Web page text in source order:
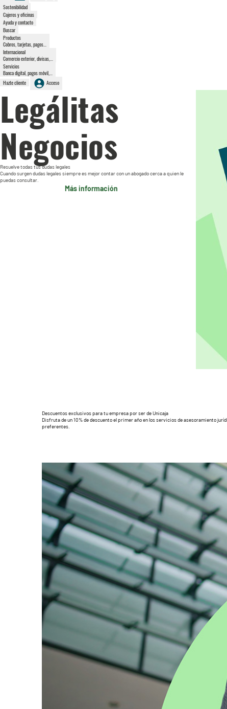
Sostenibilidad
Cajeros y oficinas
Ayuda y contacto
Buscar
Productos
Cobros, tarjetas, pagos...
Internacional
Comercio exterior, divisas,...
Servicios
Banca digital, pagos móvil,...
Hazte cliente
Acceso
Legálitas
Negocios
Resuelve todas tus dudas legales
Cuando surgen dudas legales siempre es mejor contar con un abogado cerca a quien le
puedas consultar.
Más información
Descuentos exclusivos para tu empresa por ser de Unicaja
Disfruta de un 10% de descuento el primer año en los servicios de asesoramiento
preferentes.